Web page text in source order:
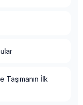
Taşımanın İlk